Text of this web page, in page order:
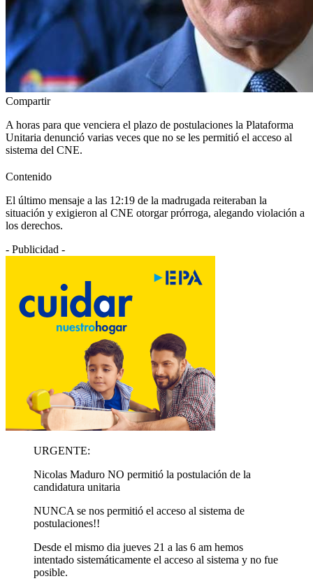
Compartir
A horas para que venciera el plazo de postulaciones la Plataforma
Unitaria denunció varias veces que no se les permitió el acceso al
sistema del CNE.
Contenido
El último mensaje a las 12:19 de la madrugada reiteraban la
situación y exigieron al CNE otorgar prórroga, alegando violación a
los derechos.
- Publicidad -
URGENTE:
Nicolas Maduro NO permitió la postulación de la
candidatura unitaria
NUNCA se nos permitió el acceso al sistema de
postulaciones!!
Desde el mismo dia jueves 21 a las 6 am hemos
intentado sistemáticamente el acceso al sistema y no fue
posible.